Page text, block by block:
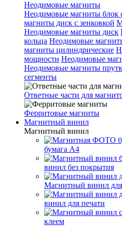
Неодимовые магниты
Неодимовые магниты блок
магниты диск с зенковкой
Неодимовые магниты диск
кольца Неодимовые
магниты цилиндрические
мощности Неодимовые
Неодимовые магниты
сегменты
Ответные части для
Ферритовые магниты
Магнитный винил
Магнитный винил
бумага А4
винил без покрытия
Магнитный винил
винил для печати
клеем